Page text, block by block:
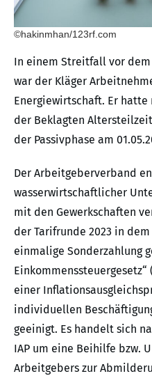
©hakinmhan/123rf.com
In einem Streitfall vor
war der Kläger
Energiewirtschaft. Er
der Beklagten
der Passivphase am
Der Arbeitgeberverband
wasserwirtschaftlicher
mit den Gewerkschaften
der Tarifrunde 2023 in
einmalige Sonderzahlung
Einkommenssteuergesetz“
einer
individuellen
geeinigt. Es handelt sich
IAP um eine Beihilfe bzw.
Arbeitgebers zur